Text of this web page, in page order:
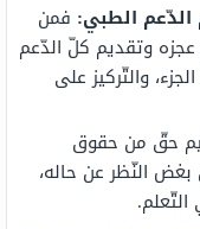
الطبي: فمن
وتقديم كلّ الدّعم
والتّركيز على
حقّ من حقوق
بغض النّظر عن حاله،